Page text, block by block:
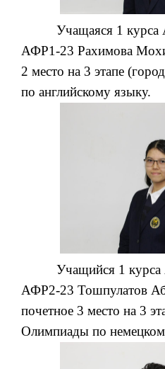
Учащаяся 1 курса
АФР1-23 Рахимова
2 место на 3 этапе
по английскому языку.
Учащийся 1 курса
АФР2-23 Тошпулатов
почетное 3 место на 3
Олимпиады по